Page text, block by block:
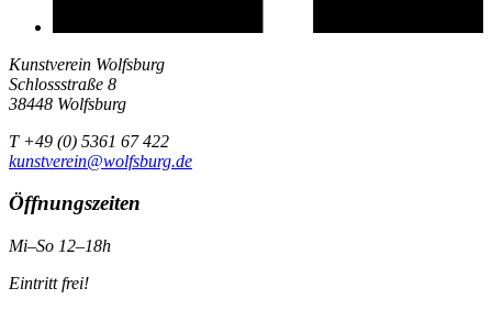
Kunstverein Wolfsburg
Schlossstraße 8
38448 Wolfsburg
T +49 (0) 5361 67 422
kunstverein@wolfsburg.de
Öffnungszeiten
Mi–So 12–18h
Eintritt frei!